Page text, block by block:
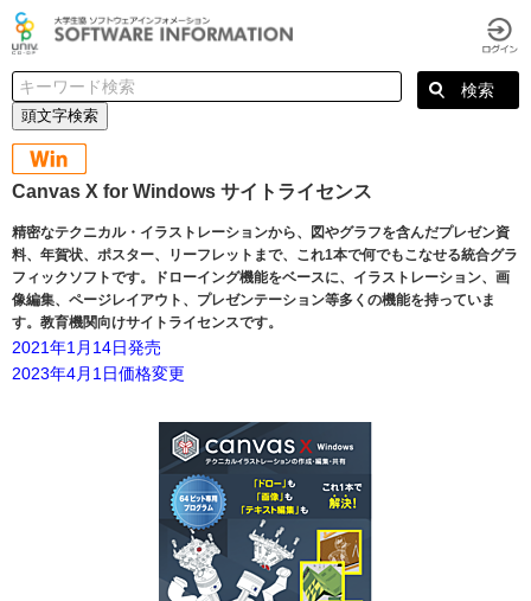
頭文字検索
Canvas X for Windows サイトライセンス
精密なテクニカル・イラストレーションから、図やグラフを含んだプレゼン資
料、年賀状、ポスター、リーフレットまで、これ1本で何でもこなせる統合グラ
フィックソフトです。ドローイング機能をベースに、イラストレーション、画
像編集、ページレイアウト、プレゼンテーション等多くの機能を持っていま
す。教育機関向けサイトライセンスです。
2021年1月14日発売
2023年4月1日価格変更